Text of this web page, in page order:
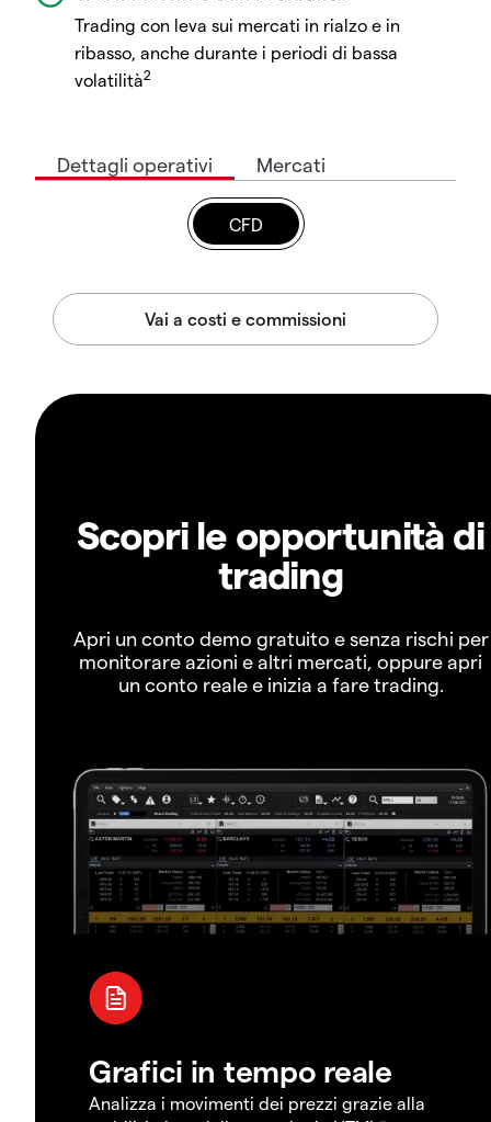
Trading con leva sui mercati in rialzo e in
ribasso, anche durante i periodi di bassa
volatilità2
Dettagli operativi Mercati
CFD
Scopri le opportunità di
trading
Apri un conto demo gratuito e senza rischi per
monitorare azioni e altri mercati, oppure apri
un conto reale e inizia a fare trading.
Grafici in tempo reale
Analizza i movimenti dei prezzi grazie alla